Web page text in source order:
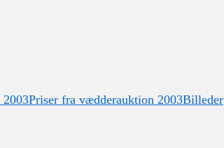
Priser fra vædderauktion 2003Billeder